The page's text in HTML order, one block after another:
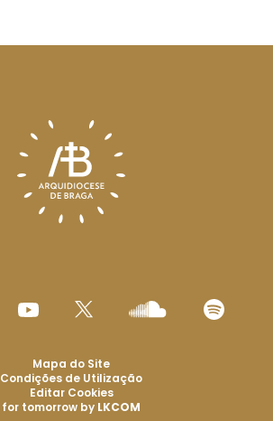
Mapa do Site
Condições de Utilização
Editar Cookies
for tomorrow by LKCOM